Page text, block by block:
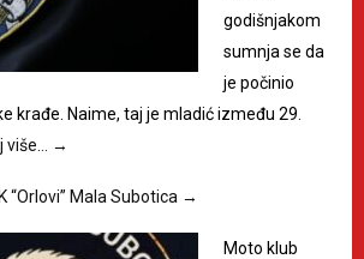
godišnjakom
sumnja se da
je počinio
krađe. Naime, taj je mladić između 29.
više… →
“Orlovi” Mala Subotica →
Moto klub